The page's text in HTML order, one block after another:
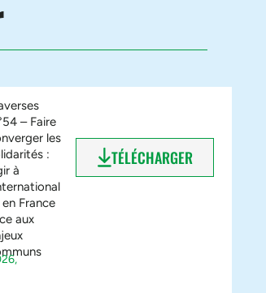
– Faire
les
:
à
France
aux
TÉLÉCHARGER